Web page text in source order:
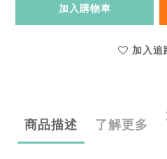
加入購物車
加入追
商品描述 了解更多